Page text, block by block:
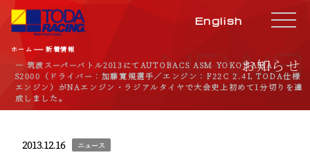
English
お知らせ
NEWS
ホーム ― 新着情報
― 筑波スーパーバトル2013にてAUTOBACS ASM YOKOHAMA
S2000（ドライバー：加藤寛規選手／エンジン：F22C 2.4L TODA仕様
エンジン）がNAエンジン・ラジアルタイヤで大会史上初めて1分切りを達
成しました。
2013.12.16 ニュース